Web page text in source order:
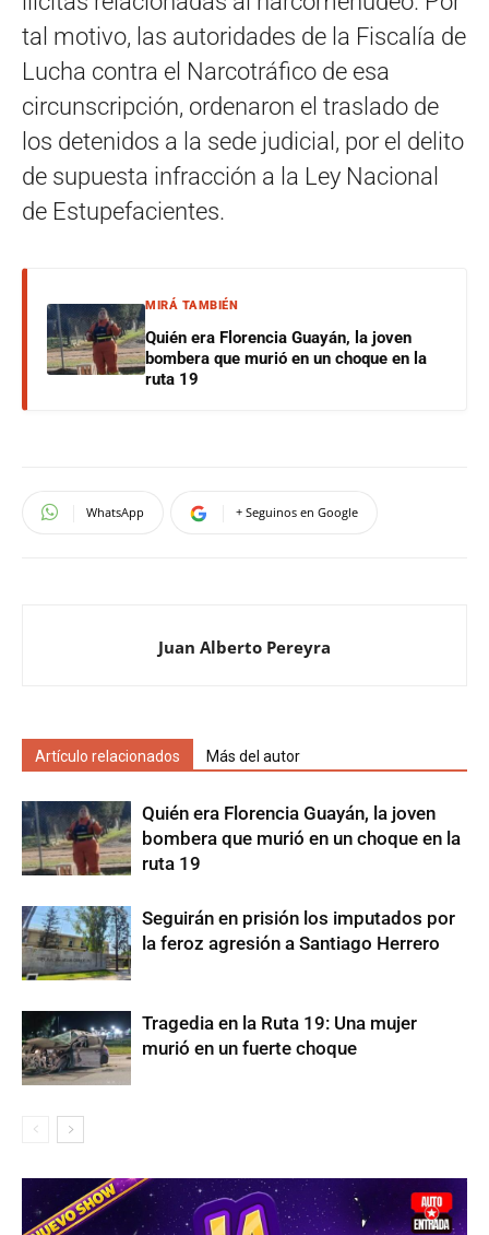
tal motivo, las autoridades de la Fiscalía de
Lucha contra el Narcotráfico de esa
circunscripción, ordenaron el traslado de
los detenidos a la sede judicial, por el delito
de supuesta infracción a la Ley Nacional
de Estupefacientes.
MIRÁ TAMBIÉN
Quién era Florencia Guayán, la joven
bombera que murió en un choque en la
ruta 19
WhatsApp + Seguinos en Google
Juan Alberto Pereyra
Artículo relacionados Más del autor
Quién era Florencia Guayán, la joven
bombera que murió en un choque en la
ruta 19
Seguirán en prisión los imputados por
la feroz agresión a Santiago Herrero
Tragedia en la Ruta 19: Una mujer
murió en un fuerte choque